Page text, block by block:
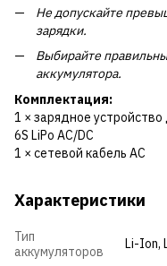
Не допускайте
зарядки.
Выбирайте
аккумулятора.
Комплектация:
1 × зарядное устройство
6S LiPo AC/DC
1 × сетевой кабель AC
Характеристики
Тип
аккумуляторов
Li-Ion,